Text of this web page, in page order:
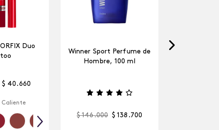
Duo
$ 40 .660
Caliente
Winner Sport Perfume de
Hombre, 100 ml
$ 146.000 $ 138 .700